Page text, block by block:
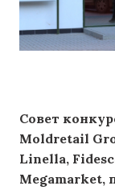
Совет
Moldretail
Linella,
Megamarket,